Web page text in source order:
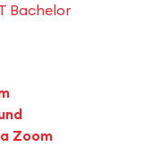
Bachelor
Zoom